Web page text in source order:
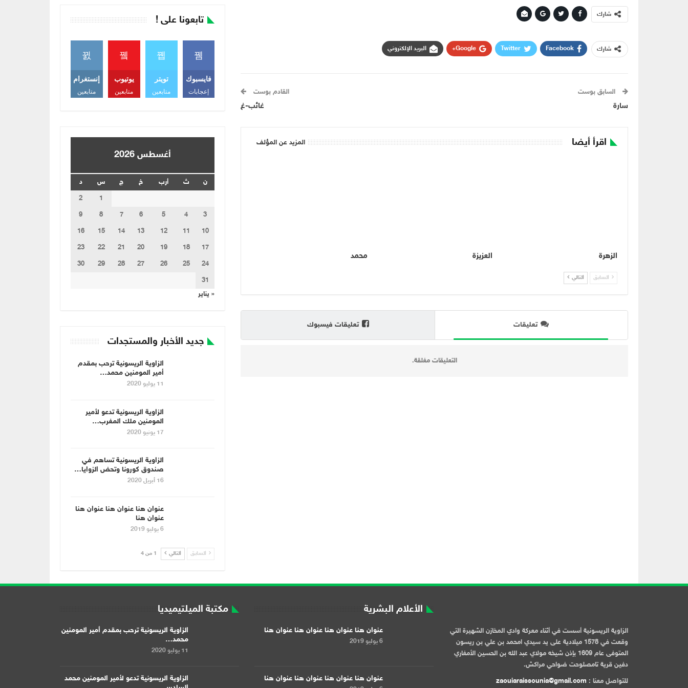
شارك
شارك Facebook
Twitter
Google+ البريد الإلكتروني
السابق بوست
سارة
القادم بوست
غائب-غ
اقرأ أيضا المزيد عن المؤلف
الزهرة العزيزة محمد
السابق التالي
تعليقات تعليقات فيسبوك
التعليقات مغلقة.
تابعونا على !
فايسبوك
إعجابات
تويتر
متابعين
يوتيوب
متابعين
إنستغرام
متابعين
أغسطس 2026
ن ث أرب خ ج س
د
1
2
3
4
5
6
7
8
9
10
11
12
13
14
15
16
17
18
19
20
21
22
23
24
25
26
27
28
29
30
31
« يناير
جديد الأخبار والمستجدات
الزاوية الريسونية ترحب بمقدم
أمير المومنين محمد…
11 يوليو 2020
الزاوية الريسونية تدعو لأمير
المومنين ملك المغرب…
17 يونيو 2020
الزاوية الريسونية تساهم في
صندوق كورونا وتحض الزوايا…
16 أبريل 2020
عنوان هنا عنوان هنا عنوان هنا
عنوان هنا
6 يوليو 2019
السابق التالي 1 من 4
الزاوية الريسونية أسست في أثناء معركة وادي المخازن الشهيرة التي
وقعت في 1578 ميلادية على يد سيدي امحمد بن علي بن ريسون
المتوفى عام 1609 بإذن شيخه مولاي عبد الله بن الحسين الأمغاري
دفين قرية تامصلوحت ضواحي مراكش.
للتواصل معنا : zaouiaraissounia@gmail.com
الأعلام البشرية
عنوان هنا عنوان هنا عنوان هنا عنوان هنا
6 يوليو 2019
عنوان هنا عنوان هنا عنوان هنا عنوان هنا
مكتبة الميلتيميديا
الزاوية الريسونية ترحب بمقدم أمير المومنين
محمد…
11 يوليو 2020
الزاوية الريسونية تدعو لأمير المومنين محمد